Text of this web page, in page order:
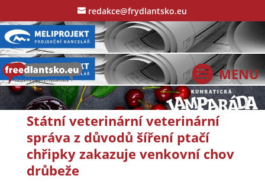
redakce@frydlantsko.eu
Státní veterinární veterinární
správa z důvodů šíření ptačí
chřipky zakazuje venkovní chov
drůbeže